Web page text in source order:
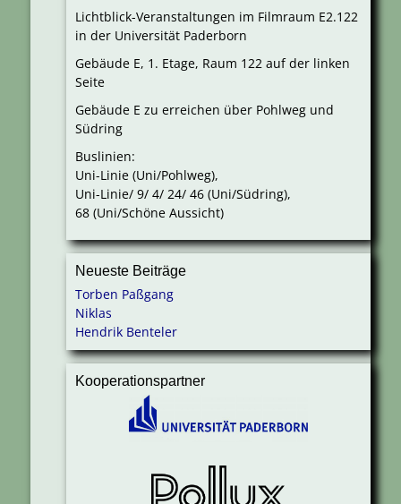
Lichtblick-Veranstaltungen im Filmraum E2.122
in der Universität Paderborn
Gebäude E, 1. Etage, Raum 122 auf der linken
Seite
Gebäude E zu erreichen über Pohlweg und
Südring
Buslinien:
Uni-Linie (Uni/Pohlweg),
Uni-Linie/ 9/ 4/ 24/ 46 (Uni/Südring),
68 (Uni/Schöne Aussicht)
Neueste Beiträge
Torben Paßgang
Niklas
Hendrik Benteler
Kooperationspartner